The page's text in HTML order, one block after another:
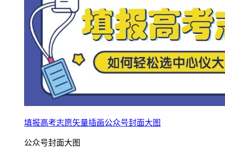
填报高考志愿矢量插画公众号封面大图
公众号封面大图